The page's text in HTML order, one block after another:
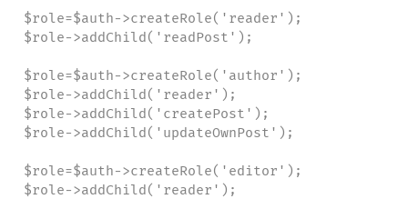
$role=$auth->createRole('reader');
$role->addChild('readPost');
$role=$auth->createRole('author');
$role->addChild('reader');
$role->addChild('createPost');
$role->addChild('updateOwnPost');
$role=$auth->createRole('editor');
$role->addChild('reader');